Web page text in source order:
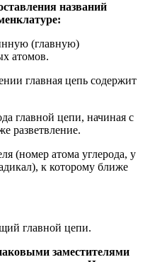
названий
(главную)
атомов.
главная цепь содержит
главной цепи, начиная с
разветвление.
(номер атома углерода, у
к которому ближе
главной цепи.
заместителями